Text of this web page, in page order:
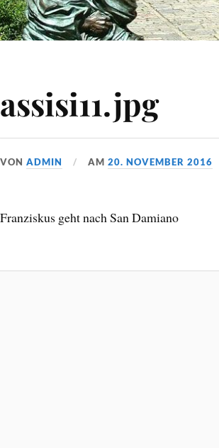
assisi11.jpg
VONADMIN AM20. NOVEMBER 2016
Franziskus geht nach San Damiano